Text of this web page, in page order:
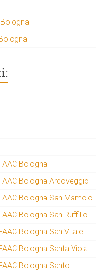
Bologna
Bologna Arcoveggio
Bologna San Mamolo
Bologna San Ruffillo
Bologna San Vitale
Bologna Santa Viola
Bologna Santo